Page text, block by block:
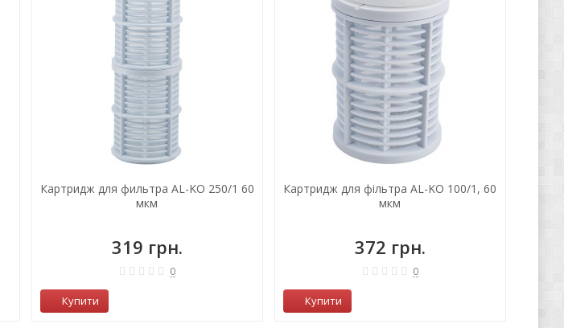
Картридж для фильтра AL-KO 250/1 60
мкм
319 грн.
0
Купити
Картридж для фільтра AL-KO 100/1, 60
мкм
372 грн.
0
Купити